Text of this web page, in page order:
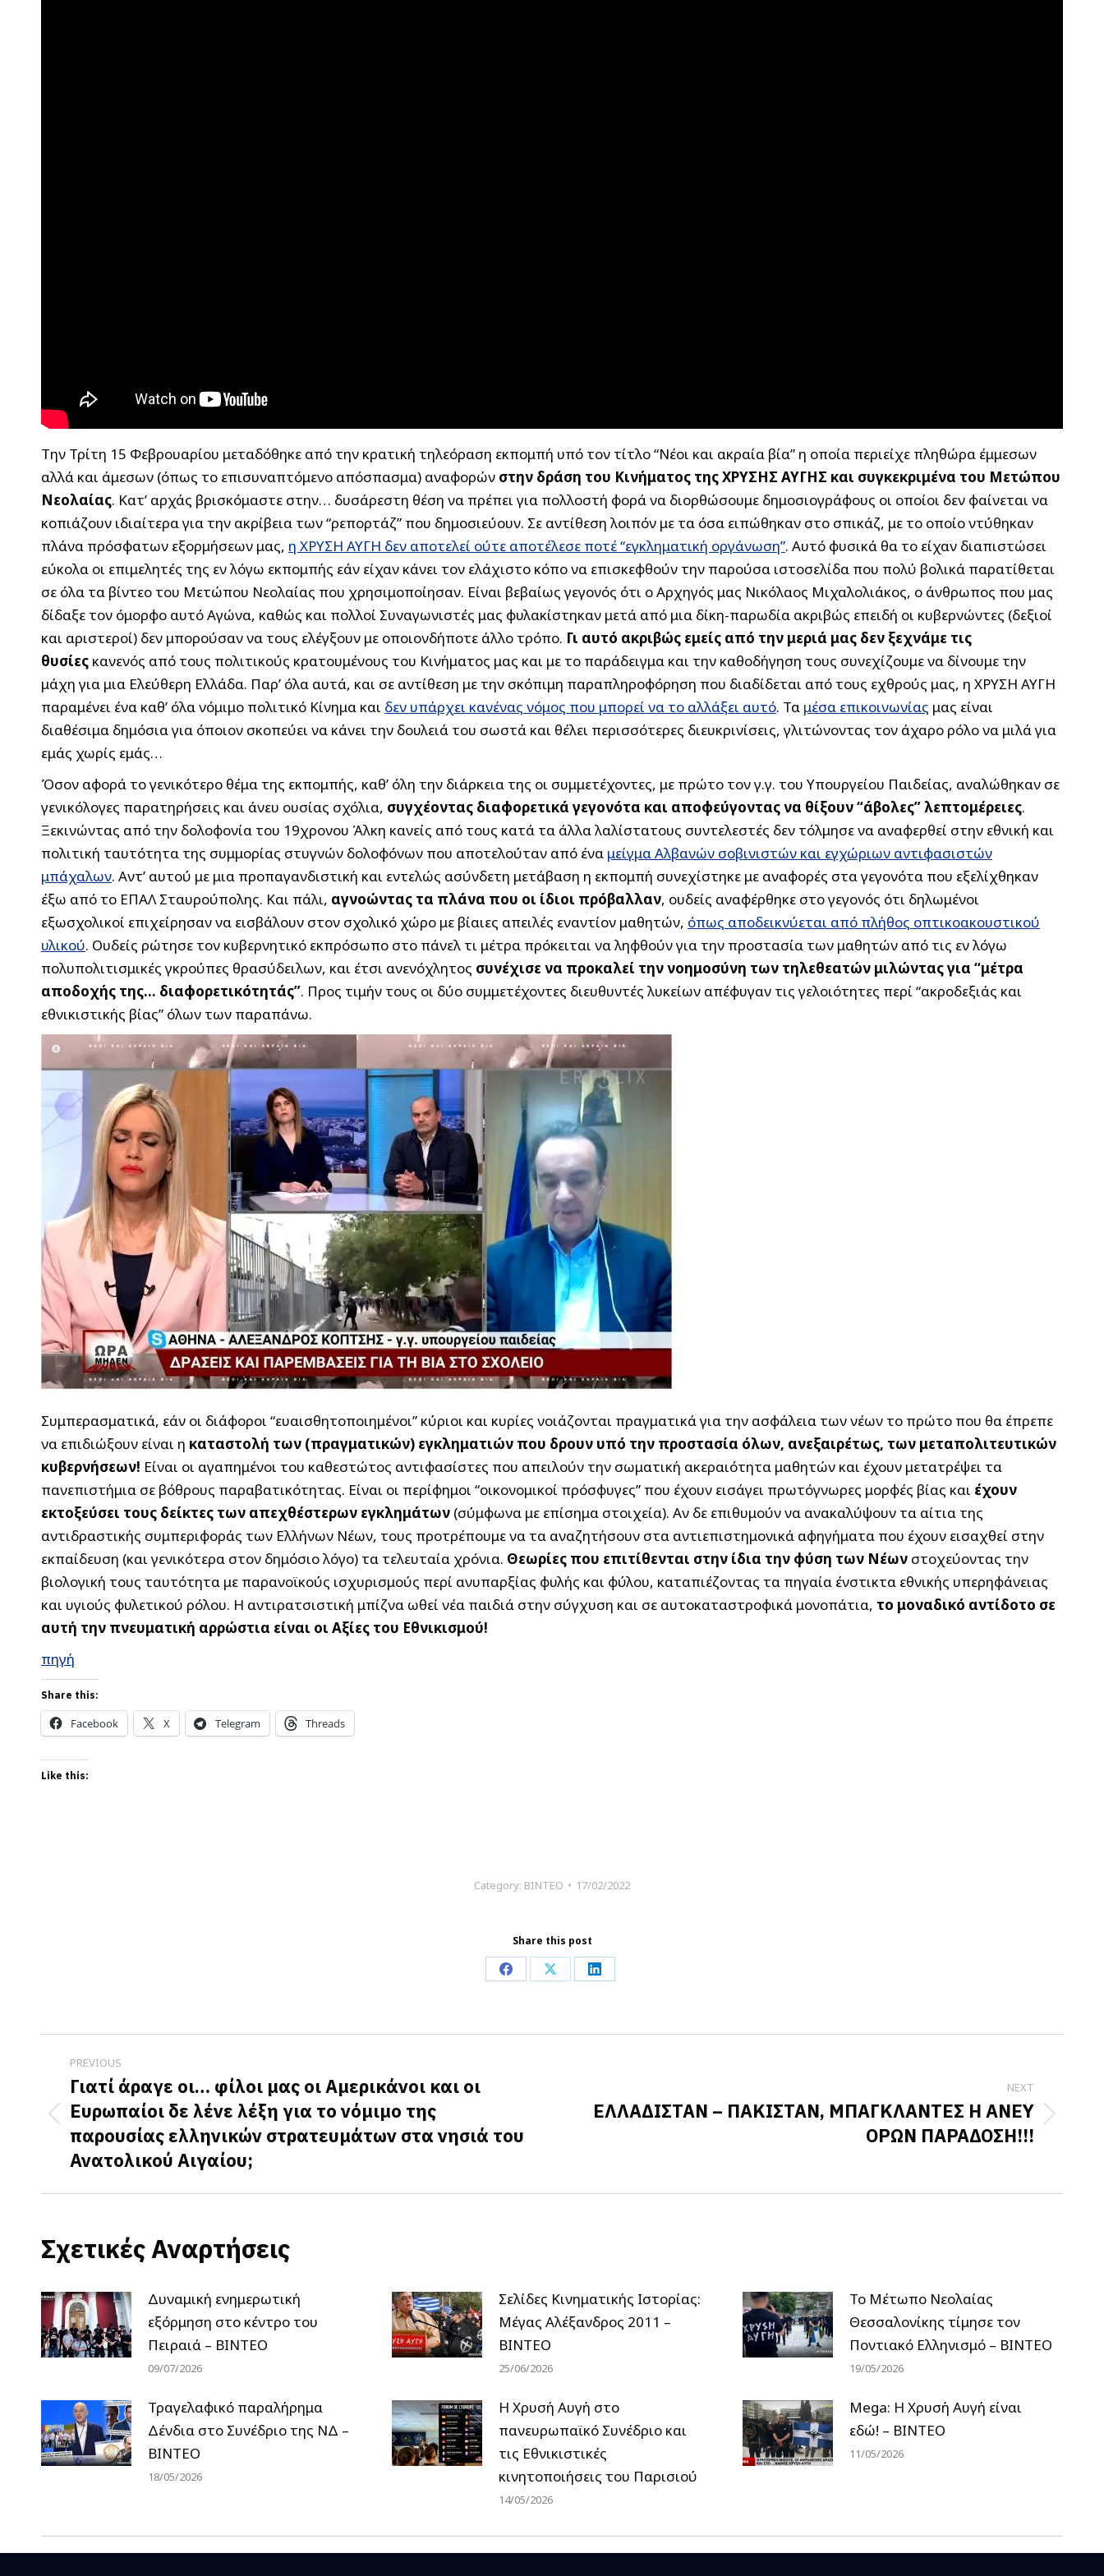
Την Τρίτη 15 Φεβρουαρίου μεταδόθηκε από την κρατική τηλεόραση εκπομπή υπό τον τίτλο “Νέοι και ακραία βία” η οποία περιείχε πληθώρα έμμεσων
αλλά και άμεσων (όπως το επισυναπτόμενο απόσπασμα) αναφορών στην δράση του Κινήματος της ΧΡΥΣΗΣ ΑΥΓΗΣ και συγκεκριμένα του Μετώπου
Νεολαίας. Κατ’ αρχάς βρισκόμαστε στην… δυσάρεστη θέση να πρέπει για πολλοστή φορά να διορθώσουμε δημοσιογράφους οι οποίοι δεν φαίνεται να
κοπιάζουν ιδιαίτερα για την ακρίβεια των “ρεπορτάζ” που δημοσιεύουν. Σε αντίθεση λοιπόν με τα όσα ειπώθηκαν στο σπικάζ, με το οποίο ντύθηκαν
πλάνα πρόσφατων εξορμήσεων μας, η ΧΡΥΣΗ ΑΥΓΗ δεν αποτελεί ούτε αποτέλεσε ποτέ “εγκληματική οργάνωση”. Αυτό φυσικά θα το είχαν διαπιστώσει
εύκολα οι επιμελητές της εν λόγω εκπομπής εάν είχαν κάνει τον ελάχιστο κόπο να επισκεφθούν την παρούσα ιστοσελίδα που πολύ βολικά παρατίθεται
σε όλα τα βίντεο του Μετώπου Νεολαίας που χρησιμοποίησαν. Είναι βεβαίως γεγονός ότι ο Αρχηγός μας Νικόλαος Μιχαλολιάκος, ο άνθρωπος που μας
δίδαξε τον όμορφο αυτό Αγώνα, καθώς και πολλοί Συναγωνιστές μας φυλακίστηκαν μετά από μια δίκη-παρωδία ακριβώς επειδή οι κυβερνώντες (δεξιοί
και αριστεροί) δεν μπορούσαν να τους ελέγξουν με οποιονδήποτε άλλο τρόπο. Γι αυτό ακριβώς εμείς από την μεριά μας δεν ξεχνάμε τις
θυσίες κανενός από τους πολιτικούς κρατουμένους του Κινήματος μας και με το παράδειγμα και την καθοδήγηση τους συνεχίζουμε να δίνουμε την
μάχη για μια Ελεύθερη Ελλάδα. Παρ’ όλα αυτά, και σε αντίθεση με την σκόπιμη παραπληροφόρηση που διαδίδεται από τους εχθρούς μας, η ΧΡΥΣΗ ΑΥΓΗ
παραμένει ένα καθ’ όλα νόμιμο πολιτικό Κίνημα και δεν υπάρχει κανένας νόμος που μπορεί να το αλλάξει αυτό. Τα μέσα επικοινωνίας μας είναι
διαθέσιμα δημόσια για όποιον σκοπεύει να κάνει την δουλειά του σωστά και θέλει περισσότερες διευκρινίσεις, γλιτώνοντας τον άχαρο ρόλο να μιλά για
εμάς χωρίς εμάς…
Όσον αφορά το γενικότερο θέμα της εκπομπής, καθ’ όλη την διάρκεια της οι συμμετέχοντες, με πρώτο τον γ.γ. του Υπουργείου Παιδείας, αναλώθηκαν σε
γενικόλογες παρατηρήσεις και άνευ ουσίας σχόλια, συγχέοντας διαφορετικά γεγονότα και αποφεύγοντας να θίξουν “άβολες” λεπτομέρειες.
Ξεκινώντας από την δολοφονία του 19χρονου Άλκη κανείς από τους κατά τα άλλα λαλίστατους συντελεστές δεν τόλμησε να αναφερθεί στην εθνική και
πολιτική ταυτότητα της συμμορίας στυγνών δολοφόνων που αποτελούταν από ένα μείγμα Αλβανών σοβινιστών και εγχώριων αντιφασιστών
μπάχαλων. Αντ’ αυτού με μια προπαγανδιστική και εντελώς ασύνδετη μετάβαση η εκπομπή συνεχίστηκε με αναφορές στα γεγονότα που εξελίχθηκαν
έξω από το ΕΠΑΛ Σταυρούπολης. Και πάλι, αγνοώντας τα πλάνα που οι ίδιοι πρόβαλλαν, ουδείς αναφέρθηκε στο γεγονός ότι δηλωμένοι
εξωσχολικοί επιχείρησαν να εισβάλουν στον σχολικό χώρο με βίαιες απειλές εναντίον μαθητών, όπως αποδεικνύεται από πλήθος οπτικοακουστικού
υλικού. Ουδείς ρώτησε τον κυβερνητικό εκπρόσωπο στο πάνελ τι μέτρα πρόκειται να ληφθούν για την προστασία των μαθητών από τις εν λόγω
πολυπολιτισμικές γκρούπες θρασύδειλων, και έτσι ανενόχλητος συνέχισε να προκαλεί την νοημοσύνη των τηλεθεατών μιλώντας για “μέτρα
αποδοχής της… διαφορετικότητάς”. Προς τιμήν τους οι δύο συμμετέχοντες διευθυντές λυκείων απέφυγαν τις γελοιότητες περί “ακροδεξιάς και
εθνικιστικής βίας” όλων των παραπάνω.
Συμπερασματικά, εάν οι διάφοροι “ευαισθητοποιημένοι” κύριοι και κυρίες νοιάζονται πραγματικά για την ασφάλεια των νέων το πρώτο που θα έπρεπε
να επιδιώξουν είναι η καταστολή των (πραγματικών) εγκληματιών που δρουν υπό την προστασία όλων, ανεξαιρέτως, των μεταπολιτευτικών
κυβερνήσεων! Είναι οι αγαπημένοι του καθεστώτος αντιφασίστες που απειλούν την σωματική ακεραιότητα μαθητών και έχουν μετατρέψει τα
πανεπιστήμια σε βόθρους παραβατικότητας. Είναι οι περίφημοι “οικονομικοί πρόσφυγες” που έχουν εισάγει πρωτόγνωρες μορφές βίας και έχουν
εκτοξεύσει τους δείκτες των απεχθέστερων εγκλημάτων (σύμφωνα με επίσημα στοιχεία). Αν δε επιθυμούν να ανακαλύψουν τα αίτια της
αντιδραστικής συμπεριφοράς των Ελλήνων Νέων, τους προτρέπουμε να τα αναζητήσουν στα αντιεπιστημονικά αφηγήματα που έχουν εισαχθεί στην
εκπαίδευση (και γενικότερα στον δημόσιο λόγο) τα τελευταία χρόνια. Θεωρίες που επιτίθενται στην ίδια την φύση των Νέων στοχεύοντας την
βιολογική τους ταυτότητα με παρανοϊκούς ισχυρισμούς περί ανυπαρξίας φυλής και φύλου, καταπιέζοντας τα πηγαία ένστικτα εθνικής υπερηφάνειας
και υγιούς φυλετικού ρόλου. Η αντιρατσιστική μπίζνα ωθεί νέα παιδιά στην σύγχυση και σε αυτοκαταστροφικά μονοπάτια, το μοναδικό αντίδοτο σε
αυτή την πνευματική αρρώστια είναι οι Αξίες του Εθνικισμού!
πηγή
Share this:
Facebook X Telegram Threads
Like this:
Category: ΒΙΝΤΕΟ 17/02/2022
Share this post
Share Share Share
Post
navigation
PREVIOUS
Previous
post:
Γιατί άραγε οι… φίλοι μας οι Αμερικάνοι και οι
Ευρωπαίοι δε λένε λέξη για το νόμιμο της
παρουσίας ελληνικών στρατευμάτων στα νησιά του
Ανατολικού Αιγαίου;
NEXT
Next
ΕΛΛΑΔΙΣΤΑΝ – ΠΑΚΙΣΤΑΝ, ΜΠΑΓΚΛΑΝΤΕΣ Η ΑΝΕΥ
OΡΩΝ ΠΑΡΑΔΟΣΗ!!!
Σχετικές Αναρτήσεις
Δυναμική ενημερωτική
εξόρμηση στο κέντρο του
Πειραιά – ΒΙΝΤΕΟ
09/07/2026
Σελίδες Κινηματικής Ιστορίας:
Μέγας Αλέξανδρος 2011 –
ΒΙΝΤΕΟ
25/06/2026
Το Μέτωπο Νεολαίας
Θεσσαλονίκης τίμησε τον
Ποντιακό Ελληνισμό – ΒΙΝΤΕΟ
19/05/2026
Τραγελαφικό παραλήρημα
Δένδια στο Συνέδριο της ΝΔ –
ΒΙΝΤΕΟ
18/05/2026
Η Χρυσή Αυγή στο
πανευρωπαϊκό Συνέδριο και
τις Εθνικιστικές
κινητοποιήσεις του Παρισιού
14/05/2026
Mega: Η Χρυσή Αυγή είναι
εδώ! – ΒΙΝΤΕΟ
11/05/2026